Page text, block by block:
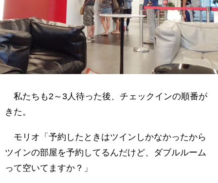
私たちも2～3人待った後、チェックインの順番が
きた。
モリオ「予約したときはツインしかなかったから
ツインの部屋を予約してるんだけど、ダブルルーム
って空いてますか？」